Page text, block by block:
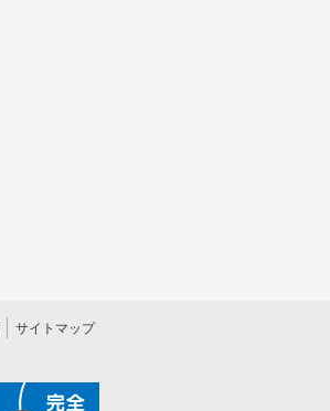
サイトマップ